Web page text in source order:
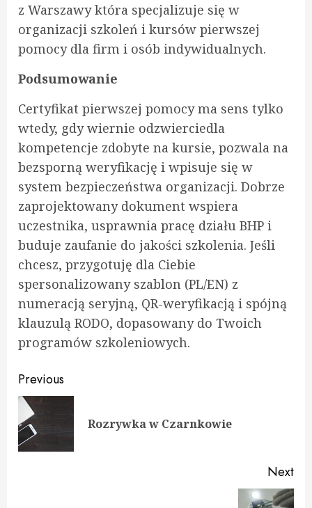
z Warszawy która specjalizuje się w
organizacji szkoleń i kursów pierwszej
pomocy dla firm i osób indywidualnych.
Podsumowanie
Certyfikat pierwszej pomocy ma sens tylko
wtedy, gdy wiernie odzwierciedla
kompetencje zdobyte na kursie, pozwala na
bezsporną weryfikację i wpisuje się w
system bezpieczeństwa organizacji. Dobrze
zaprojektowany dokument wspiera
uczestnika, usprawnia pracę działu BHP i
buduje zaufanie do jakości szkolenia. Jeśli
chcesz, przygotuję dla Ciebie
spersonalizowany szablon (PL/EN) z
numeracją seryjną, QR-weryfikacją i spójną
klauzulą RODO, dopasowany do Twoich
programów szkoleniowych.
Continue
Reading
Previous
Rozrywka w Czarnkowie
Next